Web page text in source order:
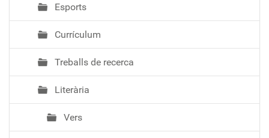
Esports
Currículum
Treballs de recerca
Literària
Vers